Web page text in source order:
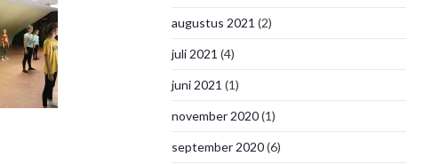
augustus 2021 (2)
juli 2021 (4)
juni 2021 (1)
november 2020(1)
september 2020(6)